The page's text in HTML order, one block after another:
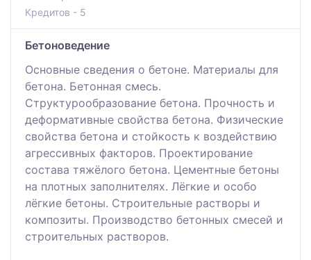
Кредитов - 5
Бетоноведение
Основные сведения о бетоне. Материалы для
бетона. Бетонная смесь.
Структурообразование бетона. Прочность и
деформативные свойства бетона. Физические
свойства бетона и стойкость к воздействию
агрессивных факторов. Проектирование
состава тяжёлого бетона. Цементные бетоны
на плотных заполнителях. Лёгкие и особо
лёгкие бетоны. Строительные растворы и
композиты. Производство бетонных смесей и
строительных растворов.